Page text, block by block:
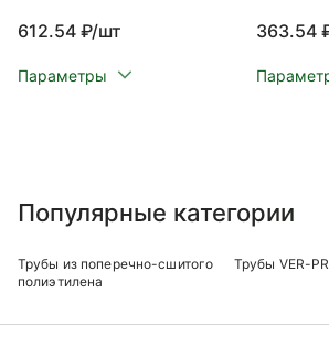
612.54 ₽/шт
Параметры
363.54
Популярные категории
Трубы из поперечно-сшитого
полиэтилена
Трубы VER-